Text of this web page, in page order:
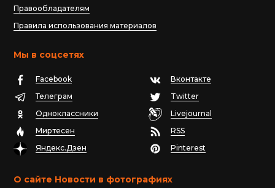
Правообладателям
Правила использования материалов
Мы в соцсетях
Facebook
Вконтакте
Телеграм
Twitter
Одноклассники
Livejournal
Миртесен
RSS
Яндекс.Дзен
Pinterest
О сайте Новости в фотографиях